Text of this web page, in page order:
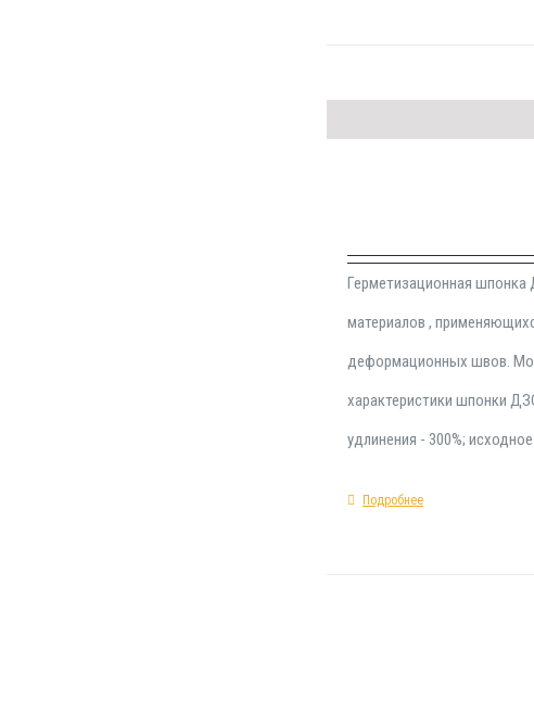
Герметизационная шпонка
материалов ,
деформационных швов.
характеристики шпонки
удлинения - 300%;
Подробнее